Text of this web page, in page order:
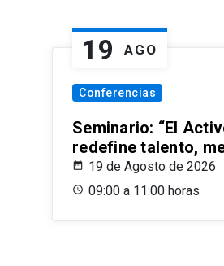
19 AGO
Conferencias
Seminario: “El
redefine talento,
19 de Agosto de 2026
09:00 a 11:00 horas